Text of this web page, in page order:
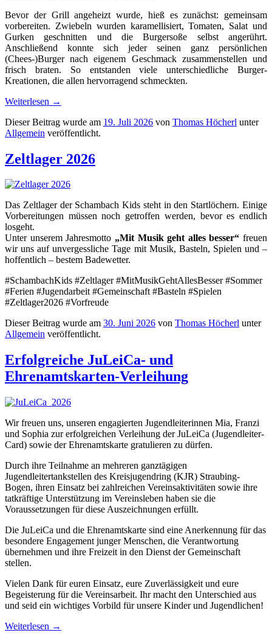
Bevor der Grill angeheizt wurde, hieß es zunächst: gemeinsam
vorbereiten. Zwiebeln wurden karamellisiert, Tomaten, Salat und
Gurken geschnitten und die Burgersoße selbst angerührt.
Anschließend konnte sich jeder seinen ganz persönlichen
(Chees-)Burger nach eigenem Geschmack zusammenstellen und
frisch braten. So entstanden viele unterschiedliche Burger-
Kreationen, die allen hervorragend schmeckten.
Weiterlesen →
Dieser Beitrag wurde am 19. Juli 2026 von Thomas Höcherl unter
Allgemein veröffentlicht.
Zeltlager 2026
Das Zeltlager der Schambach Kids steht in den Startlöchern. Einige
Vorbereitungen müssen noch getroffen werden, bevor es endlich
losgeht.
Unter unserem Jahresmotto „Mit Musik geht alles besser“ freuen
wir uns auf unvergessliche Tage mit Musik, Basteln, Spielen und –
hoffentlich – bestem Badewetter.
#SchambachKids #Zeltlager #MitMusikGehtAllesBesser #Sommer
#Ferien #Jugendarbeit #Gemeinschaft #Basteln #Spielen
#Zeltlager2026 #Vorfreude
Dieser Beitrag wurde am 30. Juni 2026 von Thomas Höcherl unter
Allgemein veröffentlicht.
Erfolgreiche JuLeiCa- und
Ehrenamtskarten-Verleihung
Wir freuen uns, unseren engagierten Jugendleiterinnen Mia, Franzi
und Sophia zur erfolgreichen Verleihung der JuLeiCa (Jugendleiter-
Card) sowie der Ehrenamtskarte gratulieren zu dürfen.
Durch ihre Teilnahme an mehreren ganztägigen
Jugendleitertankstellen des Kreisjugendring (KJR) Straubing-
Bogen, ihren Einsatz bei zahlreichen Vereinsaktivitäten sowie ihre
tatkräftige Unterstützung im Vereinsleben haben sie die
Voraussetzungen für diese Auszeichnungen erfüllt.
Die JuLeiCa und die Ehrenamtskarte sind eine Anerkennung für das
besondere Engagement junger Menschen, die Verantwortung
übernehmen und ihre Freizeit in den Dienst der Gemeinschaft
stellen.
Vielen Dank für euren Einsatz, eure Zuverlässigkeit und eure
Begeisterung für die Vereinsarbeit. Ihr macht den Unterschied aus
und seid ein wichtiges Vorbild für unsere Kinder und Jugendlichen!
Weiterlesen →